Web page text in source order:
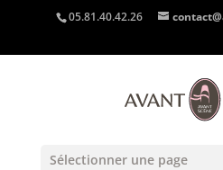
05.81.40.42.26
Sélectionner une page